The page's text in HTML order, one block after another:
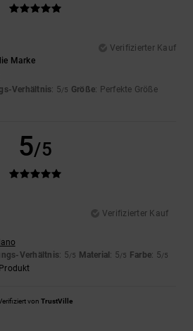
Verifizierter Kauf
Marke
Verhältnis: 5/5 Größe: Perfekte Größe
5/5
Verifizierter Kauf
Verhältnis: 5/5 Material : 5/5 Farbe: 5/5
von TrustVille